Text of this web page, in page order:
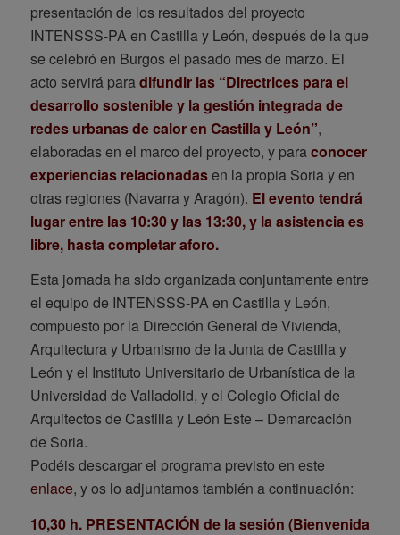
presentación de los resultados del proyecto
INTENSSS-PA en Castilla y León, después de la que
se celebró en Burgos el pasado mes de marzo. El
acto servirá paradifundir las “Directrices para el
desarrollo sostenible y la gestión integrada de
redes urbanas de calor en Castilla y León”,
elaboradas en el marco del proyecto, y paraconocer
experiencias relacionadasen la propia Soria y en
otras regiones (Navarra y Aragón). El evento tendrá
lugar entre las 10:30 y las 13:30, y la asistencia es
libre, hasta completar aforo.
Esta jornada ha sido organizada conjuntamente entre
el equipo de INTENSSS-PA en Castilla y León,
compuesto por la Dirección General de Vivienda,
Arquitectura y Urbanismo de la Junta de Castilla y
León y el Instituto Universitario de Urbanística de la
Universidad de Valladolid, y el Colegio Oficial de
Arquitectos de Castilla y León Este – Demarcación
de Soria.
Podéis descargar el programa previsto en este
enlace, y os lo adjuntamos también a continuación:
10,30 h. PRESENTACIÓN de la sesión (Bienvenida